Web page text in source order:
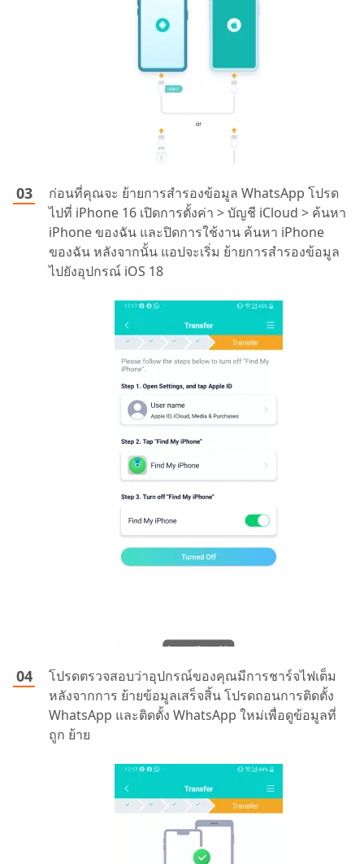
ก่อนที่คุณจะ ย้ายการสำรองข้อมูล WhatsApp โปรด
ไปที่ iPhone 16 เปิดการตั้งค่า > บัญชี iCloud > ค้นหา
iPhone ของฉัน และปิดการใช้งาน ค้นหา iPhone
ของฉัน หลังจากนั้น แอปจะเริ่ม ย้ายการสำรองข้อมูล
ไปยังอุปกรณ์ iOS 18
โปรดตรวจสอบว่าอุปกรณ์ของคุณมีการชาร์จไฟเต็ม
หลังจากการ ย้ายข้อมูลเสร็จสิ้น โปรดถอนการติดตั้ง
WhatsApp และติดตั้ง WhatsApp ใหม่เพื่อดูข้อมูลที่
ถูก ย้าย